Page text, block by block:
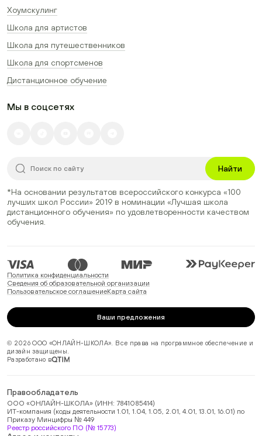
Хоумскулинг
Школа для артистов
Школа для путешественников
Школа для спортсменов
Дистанционное обучение
Мы в соцсетях
Найти
*На основании результатов всероссийского конкурса «100
лучших школ России» 2019 в номинации «Лучшая школа
дистанционного обучения» по удовлетворенности качеством
обучения.
Политика конфиденциальности
Сведения об образовательной организации
Пользовательское соглашениеКарта сайта
Ваши предложения
© 2026 ООО «ОНЛАЙН-ШКОЛА». Все права на программное обеспечение и
дизайн защищены.
Разработано в
Правообладатель
ООО «ОНЛАЙН-ШКОЛА» (ИНН: 7841085414)
ИТ-компания (коды деятельности 1.01, 1.04, 1.05, 2.01, 4.01, 13.01, 16.01) по
Приказу Минцифры № 449
Реестр российского ПО (№ 15773)